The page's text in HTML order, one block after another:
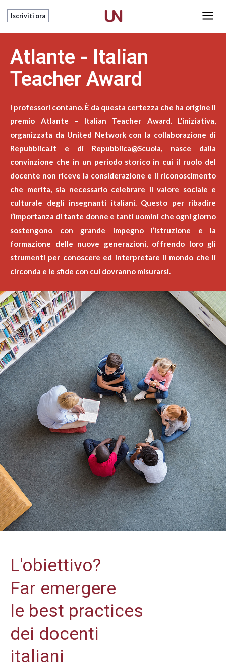
contenuto
Iscriviti ora
Main
Atlante - Italian
Teacher Award
I professori contano. È da questa certezza che ha origine il
premio Atlante – Italian Teacher Award. L’iniziativa,
organizzata da United Network con la collaborazione di
Repubblica.it e di Repubblica@Scuola, nasce dalla
convinzione che in un periodo storico in cui il ruolo del
docente non riceve la considerazione e il riconoscimento
che merita, sia necessario celebrare il valore sociale e
culturale degli insegnanti italiani. Questo per ribadire
l’importanza di tante donne e tanti uomini che ogni giorno
sostengono con grande impegno l’istruzione e la
formazione delle nuove generazioni, offrendo loro gli
strumenti per conoscere ed interpretare il mondo che li
circonda e le sfide con cui dovranno misurarsi.
L'obiettivo?
Far emergere
le best practices
dei docenti
italiani